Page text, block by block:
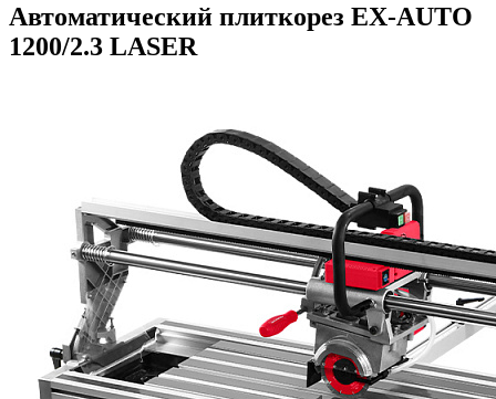
Автоматический плиткорез EX-AUTO
1200/2.3 LASER